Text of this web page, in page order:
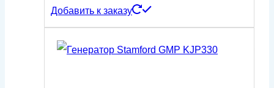
Добавить к заказу